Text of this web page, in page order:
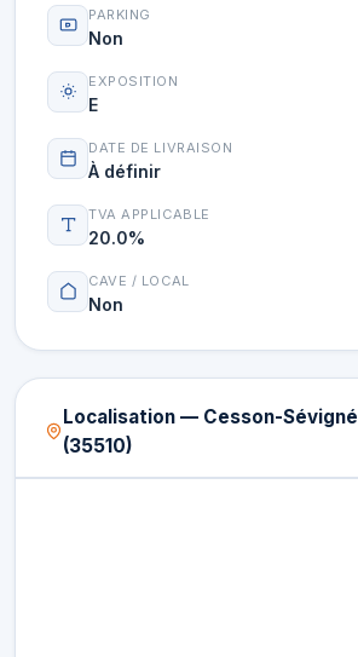
PARKING
Non
EXPOSITION
E
DATE DE LIVRAISON
À définir
TVA APPLICABLE
20.0%
CAVE / LOCAL
Non
Localisation — Cesson-Sévigné
(35510)